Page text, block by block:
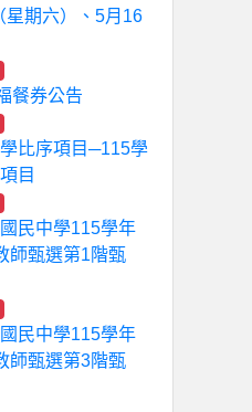
星期六）、5月16
餐券公告
比序項目─115學
目
民中學115學年
師甄選第1階甄
民中學115學年
師甄選第3階甄